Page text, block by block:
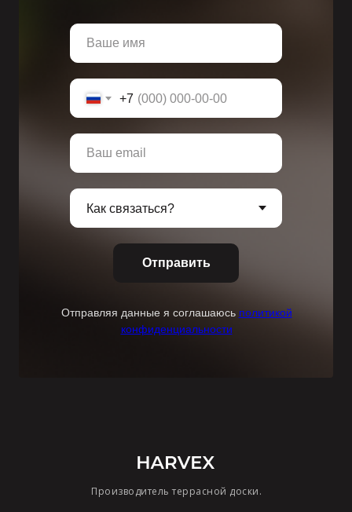
+7
Отправить
Отправляя данные я соглашаюсь политикой
конфиденциальности
Производитель террасной доски.